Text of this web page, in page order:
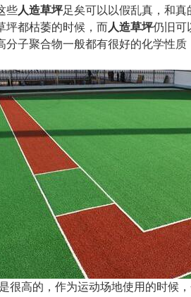
些人造草坪足矣可以以假乱真，和
坪都枯萎的时候，而人造草坪仍旧可
分子聚合物一般都有很好的化学性
很高的，作为运动场地使用的时候